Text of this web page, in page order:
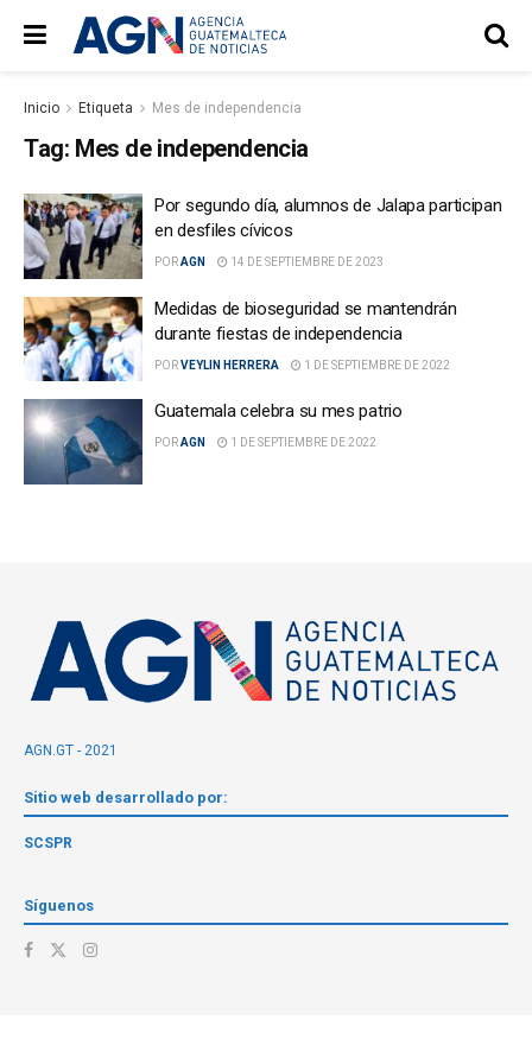
Inicio Etiqueta Mes de independencia
Tag: Mes de independencia
Por segundo día, alumnos de Jalapa participan
en desfiles cívicos
PORAGN 14 DE SEPTIEMBRE DE 2023
Medidas de bioseguridad se mantendrán
durante fiestas de independencia
PORVEYLIN HERRERA 1 DE SEPTIEMBRE DE 2022
Guatemala celebra su mes patrio
PORAGN 1 DE SEPTIEMBRE DE 2022
AGN.GT - 2021
Sitio web desarrollado por:
SCSPR
Síguenos